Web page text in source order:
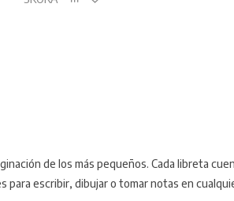
de los más pequeños. Cada libreta
para escribir, dibujar o tomar notas en